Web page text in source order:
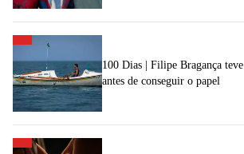
100 Dias | Filipe Bragança
antes de conseguir o papel